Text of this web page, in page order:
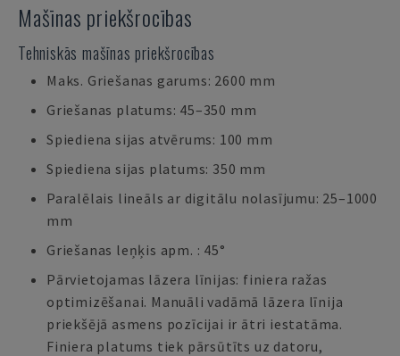
Mašīnas priekšrocības
Tehniskās mašīnas priekšrocības
Maks. Griešanas garums: 2600 mm
Griešanas platums: 45–350 mm
Spiediena sijas atvērums: 100 mm
Spiediena sijas platums: 350 mm
Paralēlais lineāls ar digitālu nolasījumu: 25–1000
mm
Griešanas leņķis apm. : 45°
Pārvietojamas lāzera līnijas: finiera ražas
optimizēšanai. Manuāli vadāmā lāzera līnija
priekšējā asmens pozīcijai ir ātri iestatāma.
Finiera platums tiek pārsūtīts uz datoru,